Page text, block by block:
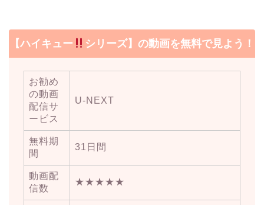
【ハイキュー シリーズ】の動画を無料で見よう！
お勧め
の動画
配信サ
ービス
U-NEXT
無料期
間
31日間
動画配
信数
★★★★★